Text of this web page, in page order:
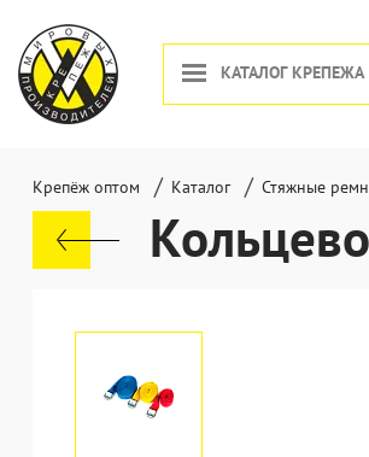
КАТАЛОГ КРЕПЕЖА
Крепёж оптом / Каталог / Стяжные